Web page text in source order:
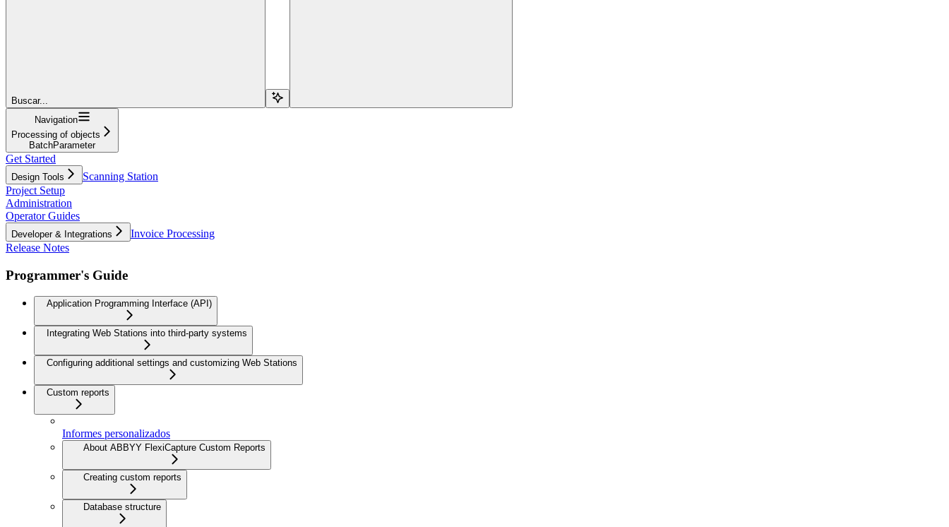
Buscar...
Navigation
Processing of objects
BatchParameter
Get Started
Design Tools
Scanning Station
Project Setup
Administration
Operator Guides
Developer & Integrations
Invoice Processing
Release Notes
Programmer's Guide
Application Programming Interface (API)
Integrating Web Stations into third-party systems
Configuring additional settings and customizing Web Stations
Custom reports
Informes personalizados
About ABBYY FlexiCapture Custom Reports
Creating custom reports
Database structure